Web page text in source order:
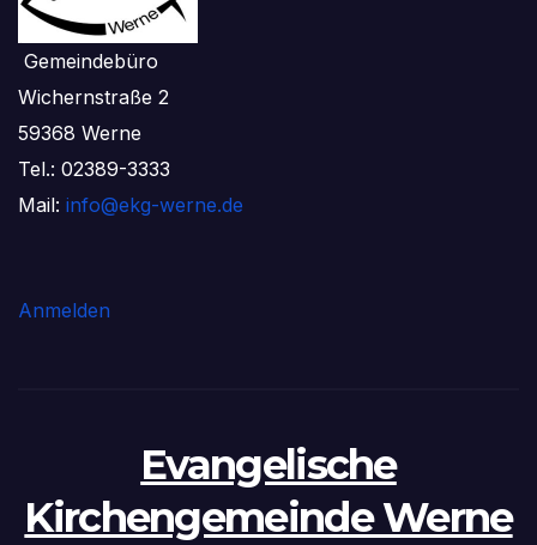
Gemeindebüro
Wichernstraße 2
59368 Werne
Tel.: 02389-3333
Mail: info@ekg-werne.de
Anmelden
Evangelische
Kirchengemeinde Werne